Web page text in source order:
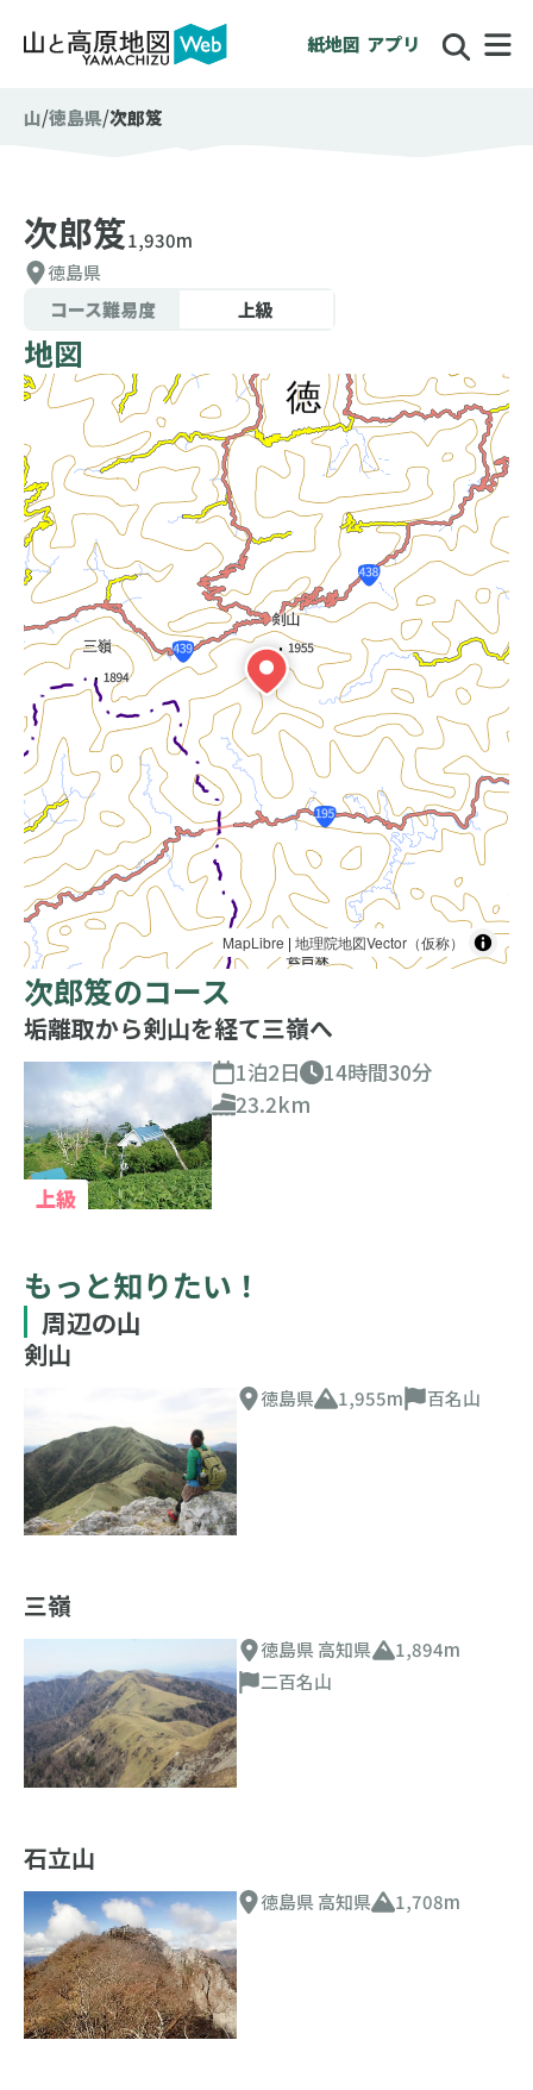
紙地図 アプリ
山 徳島県 次郎笈
次郎笈1,930m
徳島県
コース難易度
上級
地図
MapLibre |地理院地図Vector（仮称）
次郎笈のコース
垢離取から剣山を経て三嶺へ
上級
1泊2日
14時間30分
23.2km
もっと知りたい！
周辺の山
剣山
徳島県 1,955m 百名山
三嶺
徳島県 高知県
1,894m
二百名山
石立山
徳島県 高知県 1,708m